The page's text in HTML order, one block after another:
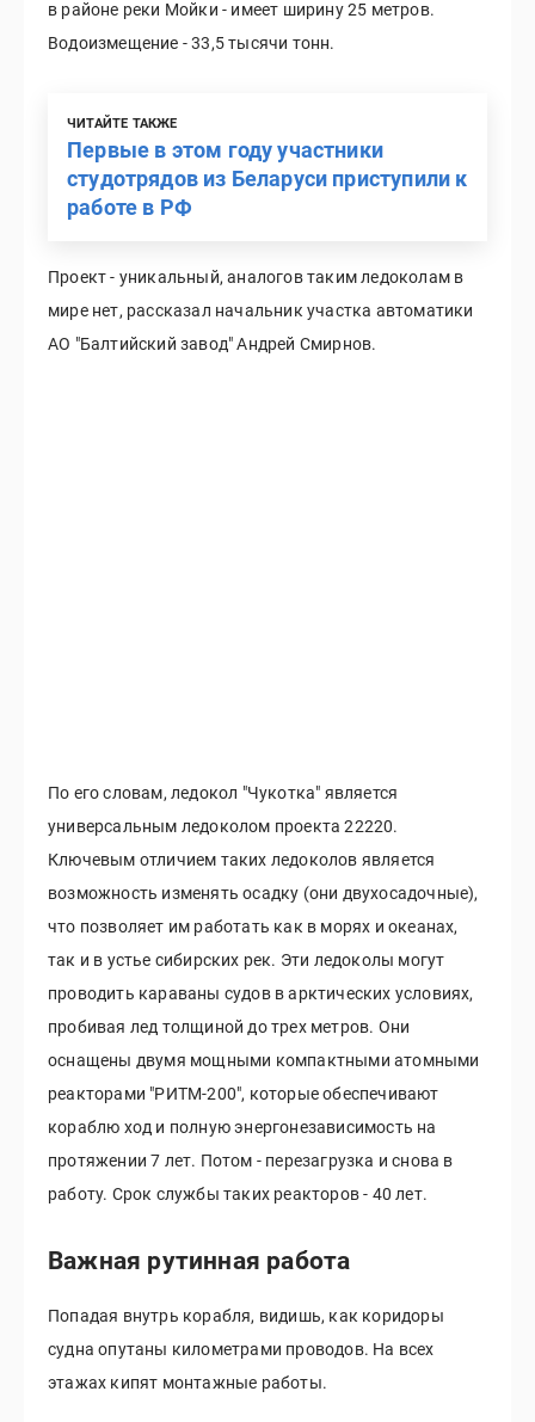
в районе реки Мойки - имеет ширину 25 метров.
Водоизмещение - 33,5 тысячи тонн.
ЧИТАЙТЕ ТАКЖЕ
Первые в этом году участники
студотрядов из Беларуси приступили к
работе в РФ
Проект - уникальный, аналогов таким ледоколам в
мире нет, рассказал начальник участка автоматики
АО "Балтийский завод" Андрей Смирнов.
По его словам, ледокол "Чукотка" является
универсальным ледоколом проекта 22220.
Ключевым отличием таких ледоколов является
возможность изменять осадку (они двухосадочные),
что позволяет им работать как в морях и океанах,
так и в устье сибирских рек. Эти ледоколы могут
проводить караваны судов в арктических условиях,
пробивая лед толщиной до трех метров. Они
оснащены двумя мощными компактными атомными
реакторами "РИТМ-200", которые обеспечивают
кораблю ход и полную энергонезависимость на
протяжении 7 лет. Потом - перезагрузка и снова в
работу. Срок службы таких реакторов - 40 лет.
Важная рутинная работа
Попадая внутрь корабля, видишь, как коридоры
судна опутаны километрами проводов. На всех
этажах кипят монтажные работы.